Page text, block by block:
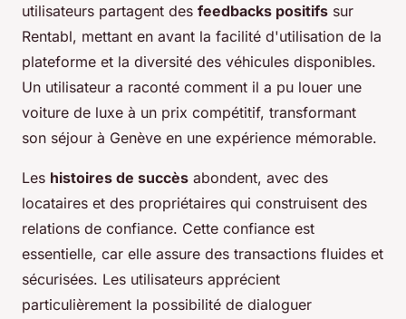
utilisateurs partagent des feedbacks positifs sur
Rentabl, mettant en avant la facilité d'utilisation de la
plateforme et la diversité des véhicules disponibles.
Un utilisateur a raconté comment il a pu louer une
voiture de luxe à un prix compétitif, transformant
son séjour à Genève en une expérience mémorable.
Les histoires de succès abondent, avec des
locataires et des propriétaires qui construisent des
relations de confiance. Cette confiance est
essentielle, car elle assure des transactions fluides et
sécurisées. Les utilisateurs apprécient
particulièrement la possibilité de dialoguer